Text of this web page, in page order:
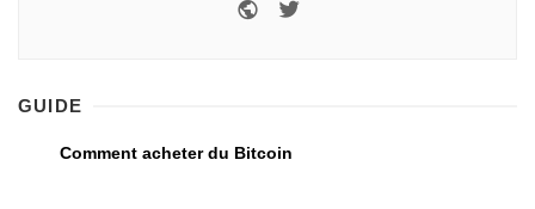
GUIDE
Comment acheter du Bitcoin